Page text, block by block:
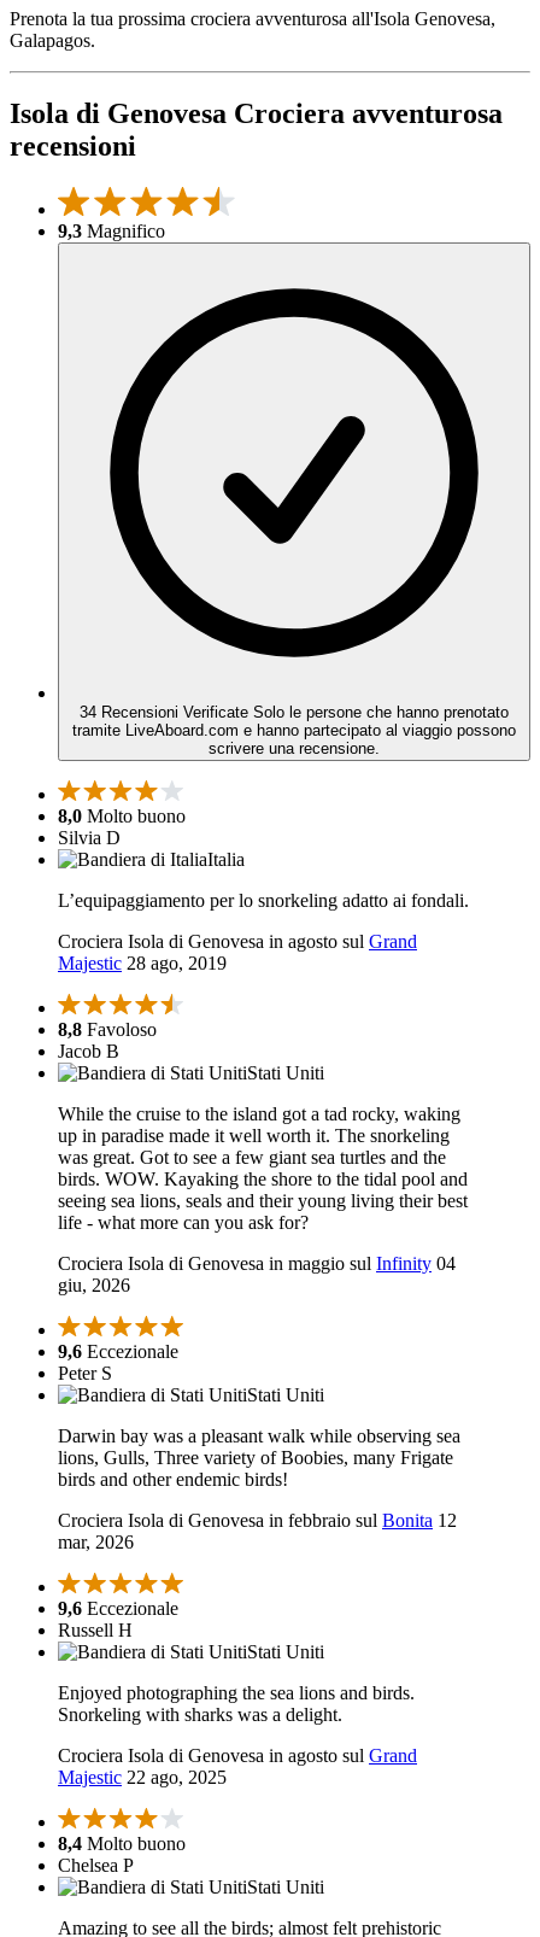
Prenota la tua prossima crociera avventurosa all'Isola Genovesa,
Galapagos.
Isola di Genovesa Crociera avventurosa
recensioni
9,3 Magnifico
34 Recensioni Verificate Solo le persone che hanno prenotato
tramite LiveAboard.com e hanno partecipato al viaggio possono
scrivere una recensione.
8,0 Molto buono
Silvia D
Italia
L’equipaggiamento per lo snorkeling adatto ai fondali.
Crociera Isola di Genovesa in agosto sul Grand
Majestic 28 ago, 2019
8,8 Favoloso
Jacob B
Stati Uniti
While the cruise to the island got a tad rocky, waking
up in paradise made it well worth it. The snorkeling
was great. Got to see a few giant sea turtles and the
birds. WOW. Kayaking the shore to the tidal pool and
seeing sea lions, seals and their young living their best
life - what more can you ask for?
Crociera Isola di Genovesa in maggio sul Infinity 04
giu, 2026
9,6 Eccezionale
Peter S
Stati Uniti
Darwin bay was a pleasant walk while observing sea
lions, Gulls, Three variety of Boobies, many Frigate
birds and other endemic birds!
Crociera Isola di Genovesa in febbraio sul Bonita 12
mar, 2026
9,6 Eccezionale
Russell H
Stati Uniti
Enjoyed photographing the sea lions and birds.
Snorkeling with sharks was a delight.
Crociera Isola di Genovesa in agosto sul Grand
Majestic 22 ago, 2025
8,4 Molto buono
Chelsea P
Stati Uniti
Amazing to see all the birds; almost felt prehistoric